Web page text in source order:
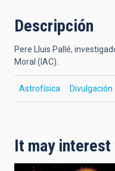
Descripción
Pere Lluis Pallé,
Moral (IAC).
Astrofísica Divulgación
It may interest